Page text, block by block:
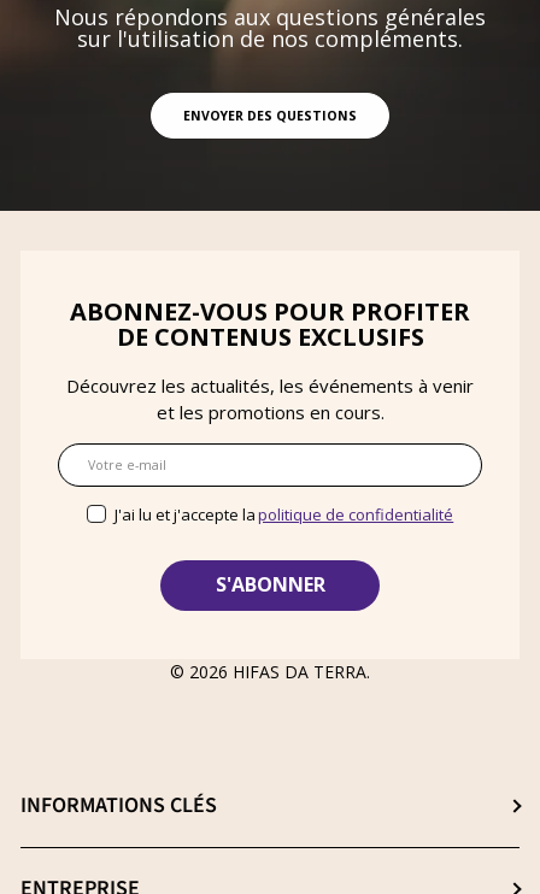
Nous répondons aux questions générales
sur l'utilisation de nos compléments.
ENVOYER DES QUESTIONS
INFORMATIONS CLÉS
Choisissez le meilleur complément
ABONNEZ-VOUS POUR PROFITER
DE CONTENUS EXCLUSIFS
Découvrez les actualités, les événements à venir
et les promotions en cours.
E-mail
J'ai lu et j'accepte lapolitique de confidentialité
© 2026 HIFAS DA TERRA.